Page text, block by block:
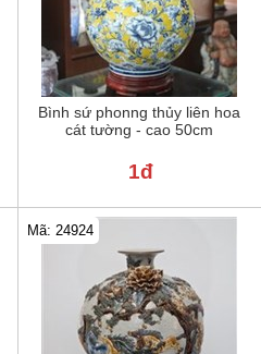
Bình sứ phonng thủy liên hoa
cát tường - cao 50cm
1đ
Mã: 24924